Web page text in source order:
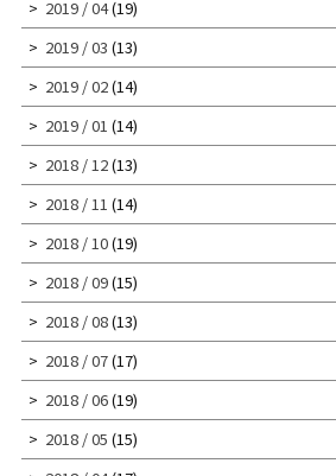
2019 / 04(19)
2019 / 03 (13)
2019 / 02(14)
2019 / 01 (14)
2018 / 12(13)
2018 / 11 (14)
2018 / 10(19)
2018 / 09(15)
2018 / 08(13)
2018 / 07(17)
2018 / 06(19)
2018 / 05 (15)